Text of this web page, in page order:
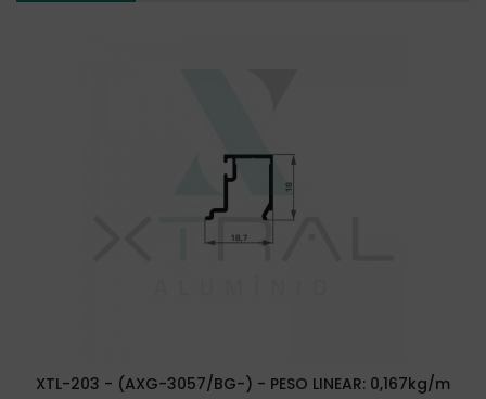
XTL-203 - (AXG-3057/BG-) - PESO LINEAR: 0,167kg/m